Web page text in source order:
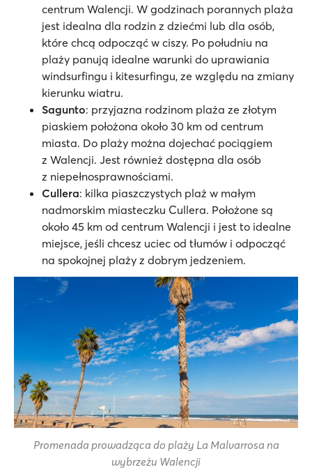
centrum Walencji. W godzinach porannych plaża
jest idealna dla rodzin z dziećmi lub dla osób,
które chcą odpocząć w ciszy. Po południu na
plaży panują idealne warunki do uprawiania
windsurfingu i kitesurfingu, ze względu na zmiany
kierunku wiatru.
Sagunto: przyjazna rodzinom plaża ze złotym
piaskiem położona około 30 km od centrum
miasta. Do plaży można dojechać pociągiem
z Walencji. Jest również dostępna dla osób
z niepełnosprawnościami.
Cullera: kilka piaszczystych plaż w małym
nadmorskim miasteczku Cullera. Położone są
około 45 km od centrum Walencji i jest to idealne
miejsce, jeśli chcesz uciec od tłumów i odpocząć
na spokojnej plaży z dobrym jedzeniem.
Promenada prowadząca do plaży La Malvarrosa na
wybrzeżu Walencji